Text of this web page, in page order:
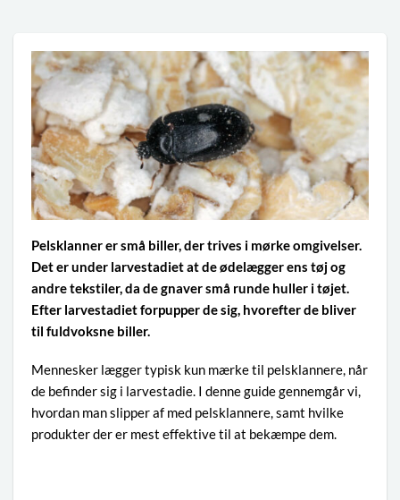
Pelsklanner er små biller, der trives i mørke omgivelser.
Det er under larvestadiet at de ødelægger ens tøj og
andre tekstiler, da de gnaver små runde huller i tøjet.
Efter larvestadiet forpupper de sig, hvorefter de bliver
til fuldvoksne biller.
Mennesker lægger typisk kun mærke til pelsklannere, når
de befinder sig i larvestadie. I denne guide gennemgår vi,
hvordan man slipper af med pelsklannere, samt hvilke
produkter der er mest effektive til at bekæmpe dem.